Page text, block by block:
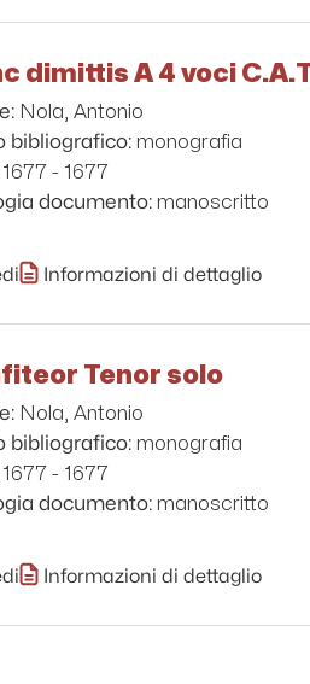
dimittis A 4 voci
Nola, Antonio
bibliografico: monografia
1677 - 1677
documento: manoscritto
Informazioni di dettaglio
Tenor solo
Nola, Antonio
bibliografico: monografia
1677 - 1677
documento: manoscritto
Informazioni di dettaglio